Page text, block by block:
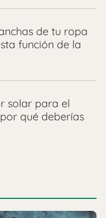
de tu ropa
función de la
solar para el
qué deberías